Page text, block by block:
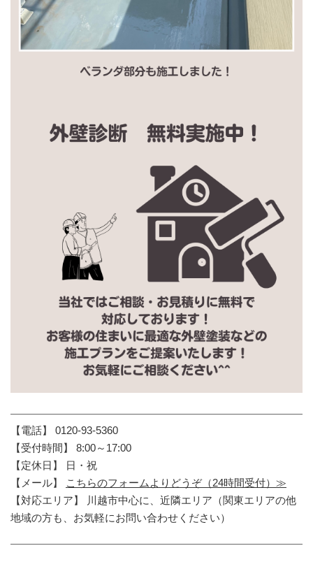
【電話】 0120-93-5360
【受付時間】 8:00～17:00
【定休日】 日・祝
【メール】
こちらのフォームよりどうぞ（24時間受付）≫
【対応エリア】 川越市中心に、近隣エリア（関東エリアの他
地域の方も、お気軽にお問い合わせください）